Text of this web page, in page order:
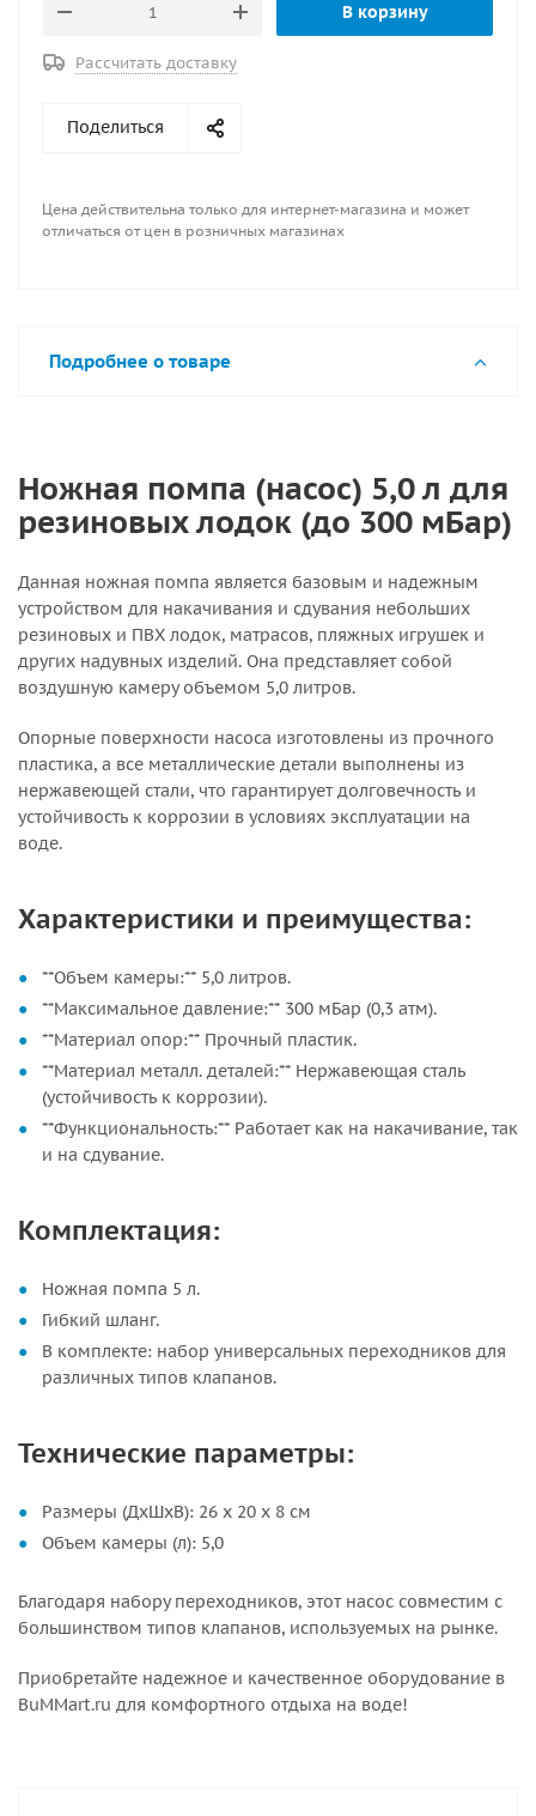
В корзину
Рассчитать доставку
Поделиться
Цена действительна только для интернет-магазина и может
отличаться от цен в розничных магазинах
Подробнее о товаре
Ножная помпа (насос) 5,0 л для
резиновых лодок (до 300 мБар)
Данная ножная помпа является базовым и надежным
устройством для накачивания и сдувания небольших
резиновых и ПВХ лодок, матрасов, пляжных игрушек и
других надувных изделий. Она представляет собой
воздушную камеру объемом 5,0 литров.
Опорные поверхности насоса изготовлены из прочного
пластика, а все металлические детали выполнены из
нержавеющей стали, что гарантирует долговечность и
устойчивость к коррозии в условиях эксплуатации на
воде.
Характеристики и преимущества:
**Объем камеры:** 5,0 литров.
**Максимальное давление:** 300 мБар (0,3 атм).
**Материал опор:** Прочный пластик.
**Материал металл. деталей:** Нержавеющая сталь
(устойчивость к коррозии).
**Функциональность:** Работает как на накачивание, так
и на сдувание.
Комплектация:
Ножная помпа 5 л.
Гибкий шланг.
В комплекте: набор универсальных переходников для
различных типов клапанов.
Технические параметры:
Размеры (ДхШхВ): 26 х 20 х 8 см
Объем камеры (л): 5,0
Благодаря набору переходников, этот насос совместим с
большинством типов клапанов, используемых на рынке.
Приобретайте надежное и качественное оборудование в
BuMMart.ru для комфортного отдыха на воде!